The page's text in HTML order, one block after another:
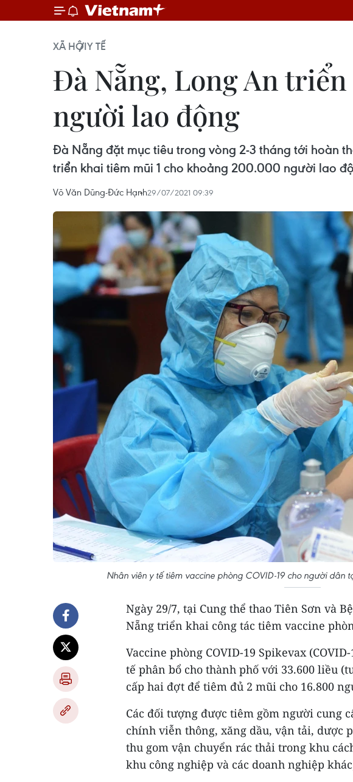
XÃ HỘIY TẾ
Đà Nẵng, Long An
người lao động
Đà Nẵng đặt mục tiêu trong vòng 2-3 tháng tới hoàn
triển khai tiêm mũi 1 cho khoảng 200.000 người lao
Võ Văn Dũng-Đức Hạnh29/07/2021 09:39
Nhân viên y tế tiêm vaccine phòng COVID-19 cho người dân
Ngày 29/7, tại Cung thể thao Tiên Sơn và
Nẵng triển khai công tác tiêm vaccine
Vaccine phòng COVID-19 Spikevax
tế phân bổ cho thành phố với 33.600 liều
cấp hai đợt để tiêm đủ 2 mũi cho 16.800
Các đối tượng được tiêm gồm người cung
chính viễn thông, xăng dầu, vận tải,
thu gom vận chuyển rác thải trong khu
khu công nghiệp và các doanh nghiệp